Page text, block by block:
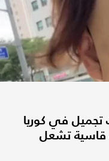
تجميل في كوريا
قاسية تشعل